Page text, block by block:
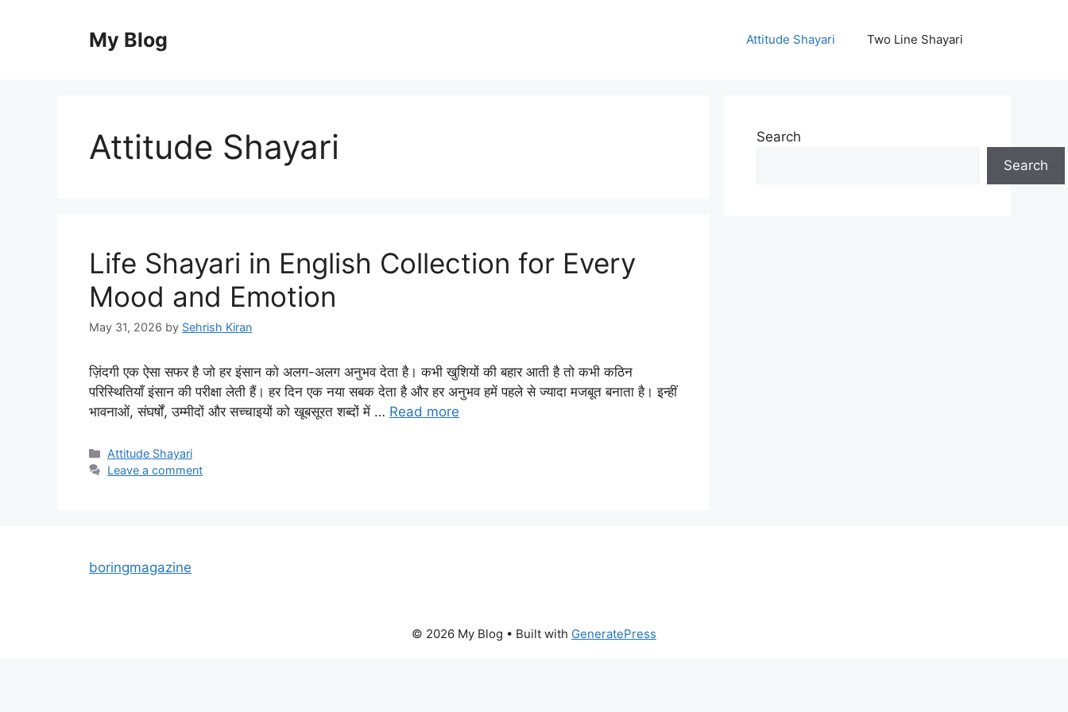
My Blog Attitude Shayari Two Line Shayari
Attitude Shayari
Life Shayari in English Collection for Every
Mood and Emotion
May 31, 2026 by Sehrish Kiran
ज़िंदगी एक ऐसा सफर है जो हर इंसान को अलग-अलग अनुभव देता है। कभी खुशियों की बहार आती है तो कभी कठिन
परिस्थितियाँ इंसान की परीक्षा लेती हैं। हर दिन एक नया सबक देता है और हर अनुभव हमें पहले से ज्यादा मजबूत बनाता है। इन्हीं
भावनाओं, संघर्षों, उम्मीदों और सच्चाइयों को खूबसूरत शब्दों में … Read more
Categories
Attitude Shayari
Leave a comment
Search
Search
boringmagazine
© 2026 My Blog • Built with GeneratePress